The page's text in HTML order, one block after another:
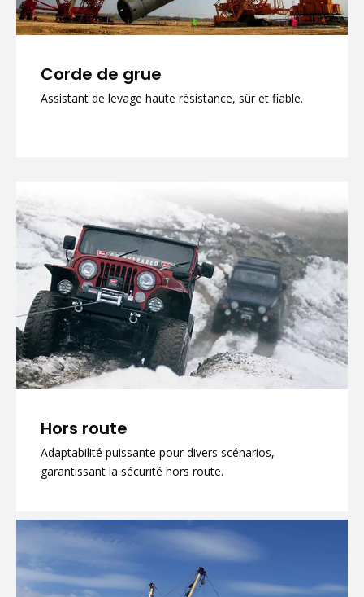
Corde de grue
Assistant de levage haute résistance, sûr et fiable.
Hors route
Adaptabilité puissante pour divers scénarios,
garantissant la sécurité hors route.